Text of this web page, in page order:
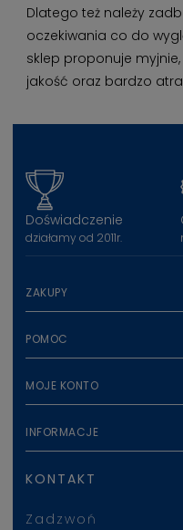
Dlatego też należy
oczekiwania co do
sklep proponuje
jakość oraz bardzo
Doświadczenie
działamy od 2011r.
ZAKUPY
POMOC
MOJE KONTO
INFORMACJE
KONTAKT
Zadzwoń